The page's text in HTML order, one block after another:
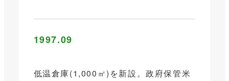
1997.09
低温倉庫(1,000㎡)を新設。政府保管米